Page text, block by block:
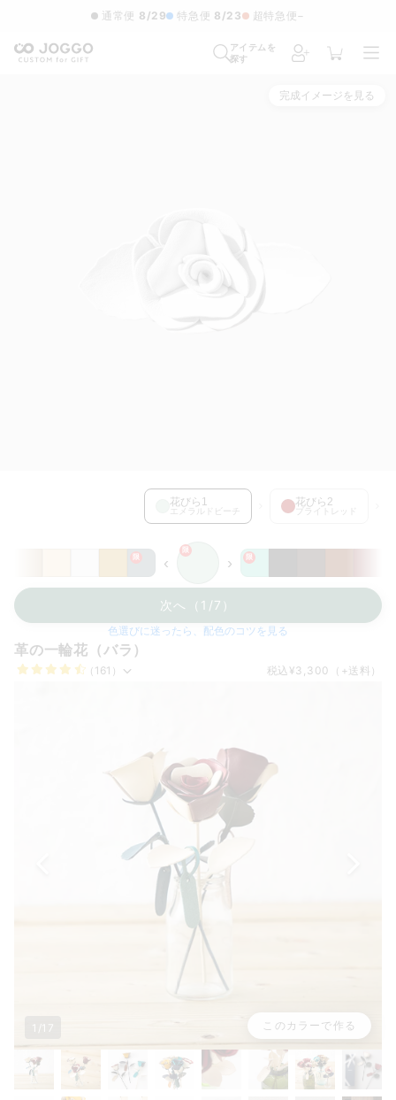
通常便 8/29 特急便 8/23 超特急便−
アイテムを
探す
完成イメージを見る
花びら1
エメラルドビーチ
花びら2
ブライトレッド
限
限
限
‹ ›
革の一輪花（バラ）
（161） 税込 ¥3,300 （+送料）
次へ（1/7）
色選びに迷ったら、配色のコツを見る
1/17 このカラーで作る